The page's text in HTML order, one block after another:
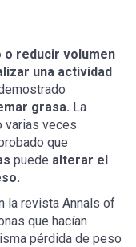
reducir volumen
una actividad
grasa. La
varias veces
que
puede alterar el
la revista Annals of
que hacían
pérdida de peso